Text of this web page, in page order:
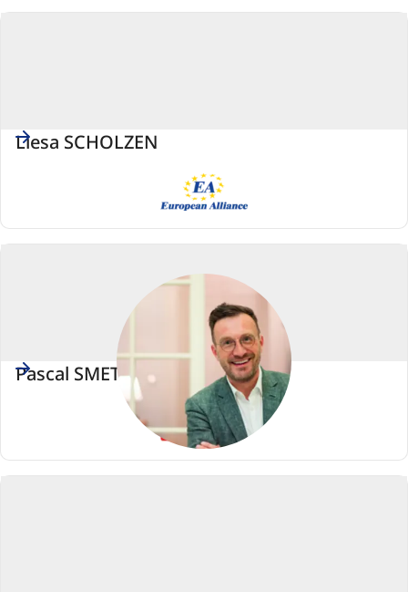
Ludowa)
Liesa SCHOLZEN
Europejskiego)
Pascal SMET
PES
(Partia
Socjalistów)